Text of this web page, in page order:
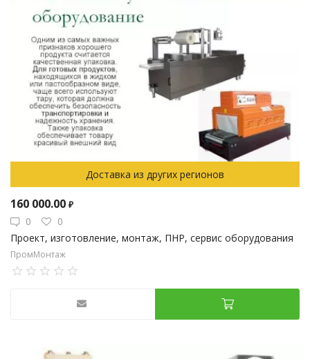
Доставка из других регионов
160 000.00 ₽
0
0
Проект, изготовление, монтаж, ПНР, сервис оборудования
ПромМонтаж